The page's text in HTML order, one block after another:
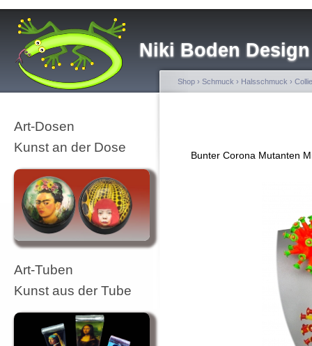
Niki Boden Design
Art-Dosen
Kunst an der Dose
Art-Tuben
Kunst aus der Tube
Shop › Schmuck › Halsschmuck ›
Bunter Corona Mutanten